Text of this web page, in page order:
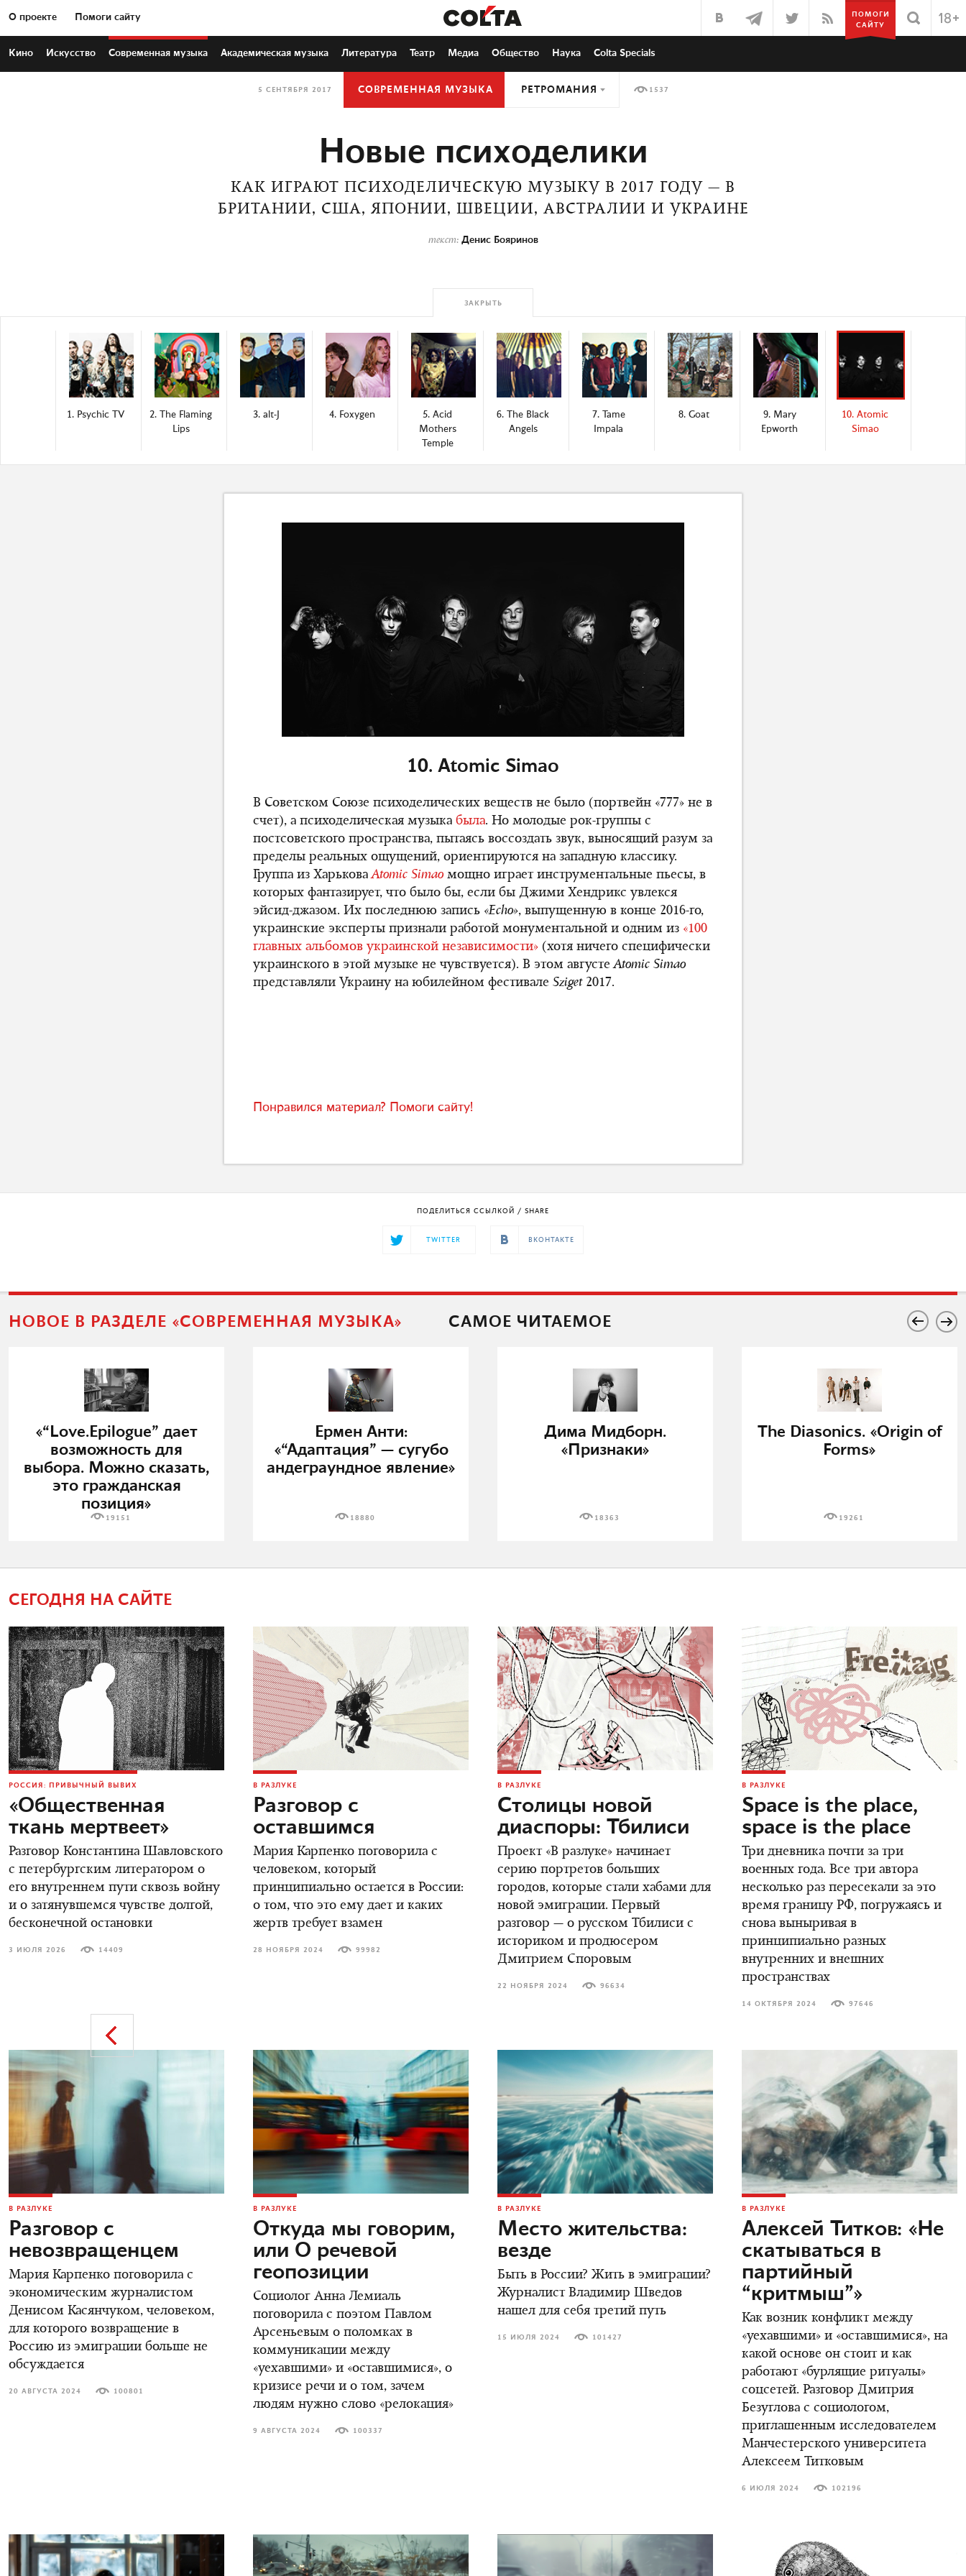
О проекте Помоги сайту
ПОМОГИ
САЙТУ
Кино Искусство Современная музыка Академическая музыка Литература Театр Медиа Общество Наука Colta Specials
5 СЕНТЯБРЯ 2017 СОВРЕМЕННАЯ МУЗЫКА РЕТРОМАНИЯ 1537
Новые психоделики
КАК ИГРАЮТ ПСИХОДЕЛИЧЕСКУЮ МУЗЫКУ В 2017 ГОДУ — В
БРИТАНИИ, США, ЯПОНИИ, ШВЕЦИИ, АВСТРАЛИИ И УКРАИНЕ
текст: Денис Бояринов
ЗАКРЫТЬ
1. Psychic TV
2. The Flaming
Lips
3. alt-J 4. Foxygen
5. Acid
Mothers
Temple
6. The Black
Angels
7. Tame
Impala
8. Goat
9. Mary
Epworth
10. Atomic
Simao
10. Atomic Simao
В Советском Союзе психоделических веществ не было (портвейн «777» не в
счет), а психоделическая музыка была. Но молодые рок-группы с
постсоветского пространства, пытаясь воссоздать звук, выносящий разум за
пределы реальных ощущений, ориентируются на западную классику.
Группа из ХарьковаAtomic Simao мощно играет инструментальные пьесы, в
которых фантазирует, что было бы, если бы Джими Хендрикс увлекся
эйсид-джазом. Их последнюю запись «Echo», выпущенную в конце 2016-го,
украинские эксперты признали работой монументальной и одним из «100
главных альбомов украинской независимости» (хотя ничего специфически
украинского в этой музыке не чувствуется). В этом августеAtomic Simao
представляли Украину на юбилейном фестивале Sziget2017.
Понравился материал? Помоги сайту!
ПОДЕЛИТЬСЯ ССЫЛКОЙ / SHARE
TWITTER ВКОНТАКТЕ
НОВОЕ В РАЗДЕЛЕ «СОВРЕМЕННАЯ МУЗЫКА» САМОЕ ЧИТАЕМОЕ
«“Love.Epilogue” дает
возможность для
выбора. Можно сказать,
это гражданская
позиция»
19151
Ермен Анти:
«“Адаптация” — сугубо
андеграундное явление»
18880
Дима Мидборн.
«Признаки»
18363
The Diasonics. «Origin of
Forms»
19261
СЕГОДНЯ НА САЙТЕ
РОССИЯ: ПРИВЫЧНЫЙ ВЫВИХ
«Общественная
ткань мертвеет»
Разговор Константина Шавловского
с петербургским литератором о
его внутреннем пути сквозь войну
и о затянувшемся чувстве долгой,
бесконечной остановки
3 ИЮЛЯ 2026 14409
В РАЗЛУКЕ
Разговор c
оставшимся
Мария Карпенко поговорила с
человеком, который
принципиально остается в России:
о том, что это ему дает и каких
жертв требует взамен
28 НОЯБРЯ 2024 99982
В РАЗЛУКЕ
Столицы новой
диаспоры: Тбилиси
Проект «В разлуке» начинает
серию портретов больших
городов, которые стали хабами для
новой эмиграции. Первый
разговор — о русском Тбилиси с
историком и продюсером
Дмитрием Споровым
22 НОЯБРЯ 2024 96634
В РАЗЛУКЕ
Space is the place,
space is the place
Три дневника почти за три
военных года. Все три автора
несколько раз пересекали за это
время границу РФ, погружаясь и
снова выныривая в
принципиально разных
внутренних и внешних
пространствах
14 ОКТЯБРЯ 2024 97646
В РАЗЛУКЕ
Разговор с
невозвращенцем
Мария Карпенко поговорила с
экономическим журналистом
Денисом Касянчуком, человеком,
для которого возвращение в
Россию из эмиграции больше не
обсуждается
20 АВГУСТА 2024 100801
В РАЗЛУКЕ
Откуда мы говорим,
или О речевой
геопозиции
Социолог Анна Лемиаль
поговорила с поэтом Павлом
Арсеньевым о поломках в
коммуникации между
«уехавшими» и «оставшимися», о
кризисе речи и о том, зачем
людям нужно слово «релокация»
9 АВГУСТА 2024 100337
В РАЗЛУКЕ
Место жительства:
везде
Быть в России? Жить в эмиграции?
Журналист Владимир Шведов
нашел для себя третий путь
15 ИЮЛЯ 2024 101427
В РАЗЛУКЕ
Алексей Титков: «Не
скатываться в
партийный
“критмыш”»
Как возник конфликт между
«уехавшими» и «оставшимися», на
какой основе он стоит и как
работают «бурлящие ритуалы»
соцсетей. Разговор Дмитрия
Безуглова с социологом,
приглашенным исследователем
Манчестерского университета
Алексеем Титковым
6 ИЮЛЯ 2024 102196